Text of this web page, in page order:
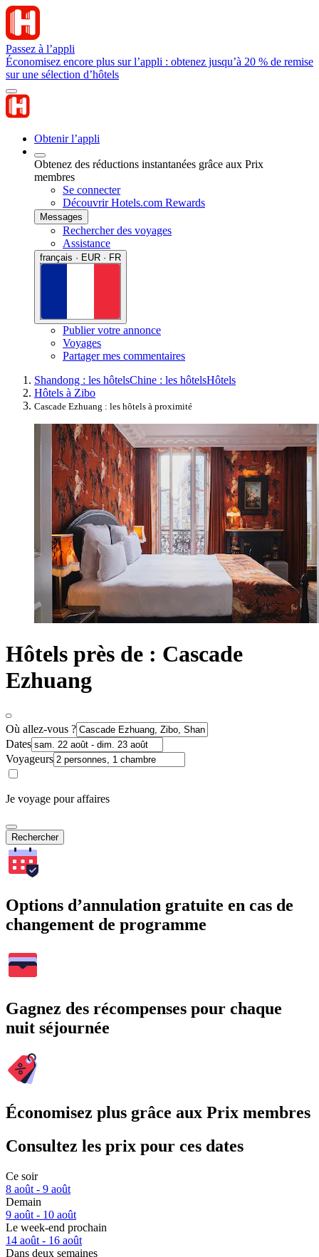
Passez à l’appli
Économisez encore plus sur l’appli : obtenez jusqu’à 20 % de remise
sur une sélection d’hôtels
Obtenir l’appli
Obtenez des réductions instantanées grâce aux Prix
membres
Se connecter
Découvrir Hotels.com Rewards
Messages
Rechercher des voyages
Assistance
français · EUR · FR
Publier votre annonce
Voyages
Partager mes commentaires
Shandong : les hôtelsChine : les hôtelsHôtels
Hôtels à Zibo
Cascade Ezhuang : les hôtels à proximité
Hôtels près de : Cascade
Ezhuang
Où allez-vous ?
Dates
Voyageurs
Je voyage pour affaires
Rechercher
Options d’annulation gratuite en cas de
changement de programme
Gagnez des récompenses pour chaque
nuit séjournée
Économisez plus grâce aux Prix membres
Consultez les prix pour ces dates
Ce soir
8 août - 9 août
Demain
9 août - 10 août
Le week-end prochain
14 août - 16 août
Dans deux semaines